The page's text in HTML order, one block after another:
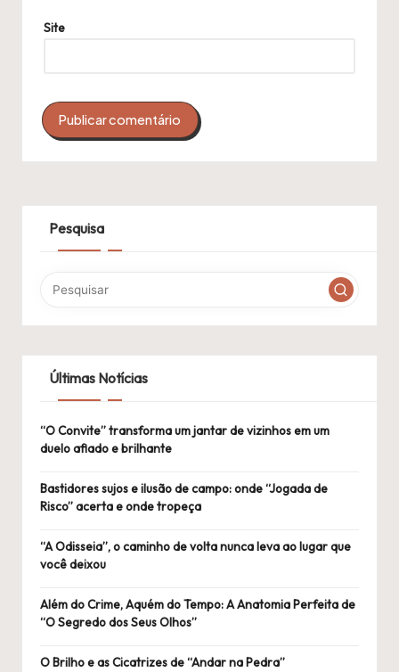
Site
Pesquisa
Últimas Notícias
“O Convite” transforma um jantar de vizinhos em um
duelo afiado e brilhante
Bastidores sujos e ilusão de campo: onde “Jogada de
Risco” acerta e onde tropeça
“A Odisseia”, o caminho de volta nunca leva ao lugar que
você deixou
Além do Crime, Aquém do Tempo: A Anatomia Perfeita de
“O Segredo dos Seus Olhos”
O Brilho e as Cicatrizes de “Andar na Pedra”